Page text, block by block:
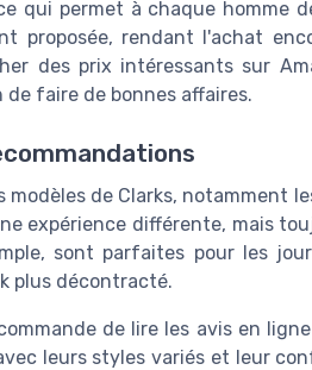
qui permet à chaque homme
proposée, rendant l'achat
des prix intéressants sur
de faire de bonnes affaires.
de Clarks, notamment
expérience différente, mais
sont parfaites pour les
plus décontracté.
de lire les avis en
leurs styles variés et leur